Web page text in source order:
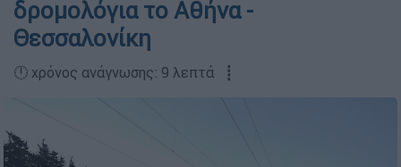
δρομολόγια το Αθήνα -
Θεσσαλονίκη
🕛 χρόνος ανάγνωσης: 9 λεπτά ┋